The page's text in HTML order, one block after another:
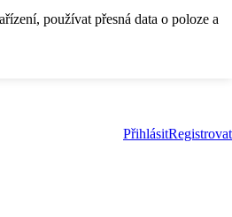
používat přesná data o poloze a
PřihlásitRegistrovat